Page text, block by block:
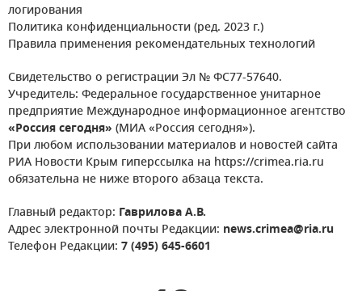
логирования
Политика конфиденциальности (ред. 2023 г.)
Правила применения рекомендательных технологий
Свидетельство о регистрации Эл № ФС77-57640.
Учредитель: Федеральное государственное унитарное
предприятие Международное информационное агентство
«Россия сегодня» (МИА «Россия сегодня»).
При любом использовании материалов и новостей сайта
РИА Новости Крым гиперссылка на https://crimea.ria.ru
обязательна не ниже второго абзаца текста.
Главный редактор: Гаврилова А.В.
Адрес электронной почты Редакции: news.crimea@ria.ru
Телефон Редакции: 7 (495) 645-6601